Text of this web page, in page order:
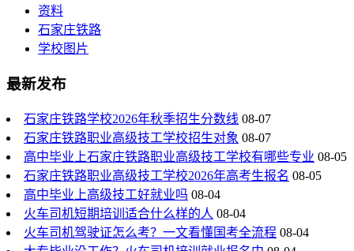
资料
石家庄铁路
学校图片
最新发布
石家庄铁路学校2026年秋季招生分数线 08-07
石家庄铁路职业高级技工学校招生对象 08-07
高中毕业上石家庄铁路职业高级技工学校有哪些专业 08-05
石家庄铁路职业高级技工学校2026年高考生报名 08-05
高中毕业上高级技工好就业吗 08-04
火车司机短期培训适合什么样的人 08-04
火车司机驾驶证怎么考？一文看懂国考全流程 08-04